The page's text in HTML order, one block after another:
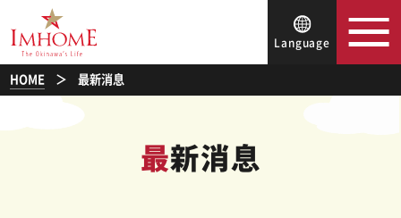
Language
HOME 最新消息
最新消息